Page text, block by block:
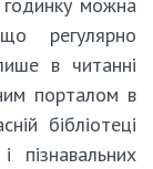
годинку можна
регулярно
в читанні
порталом в
бібліотеці